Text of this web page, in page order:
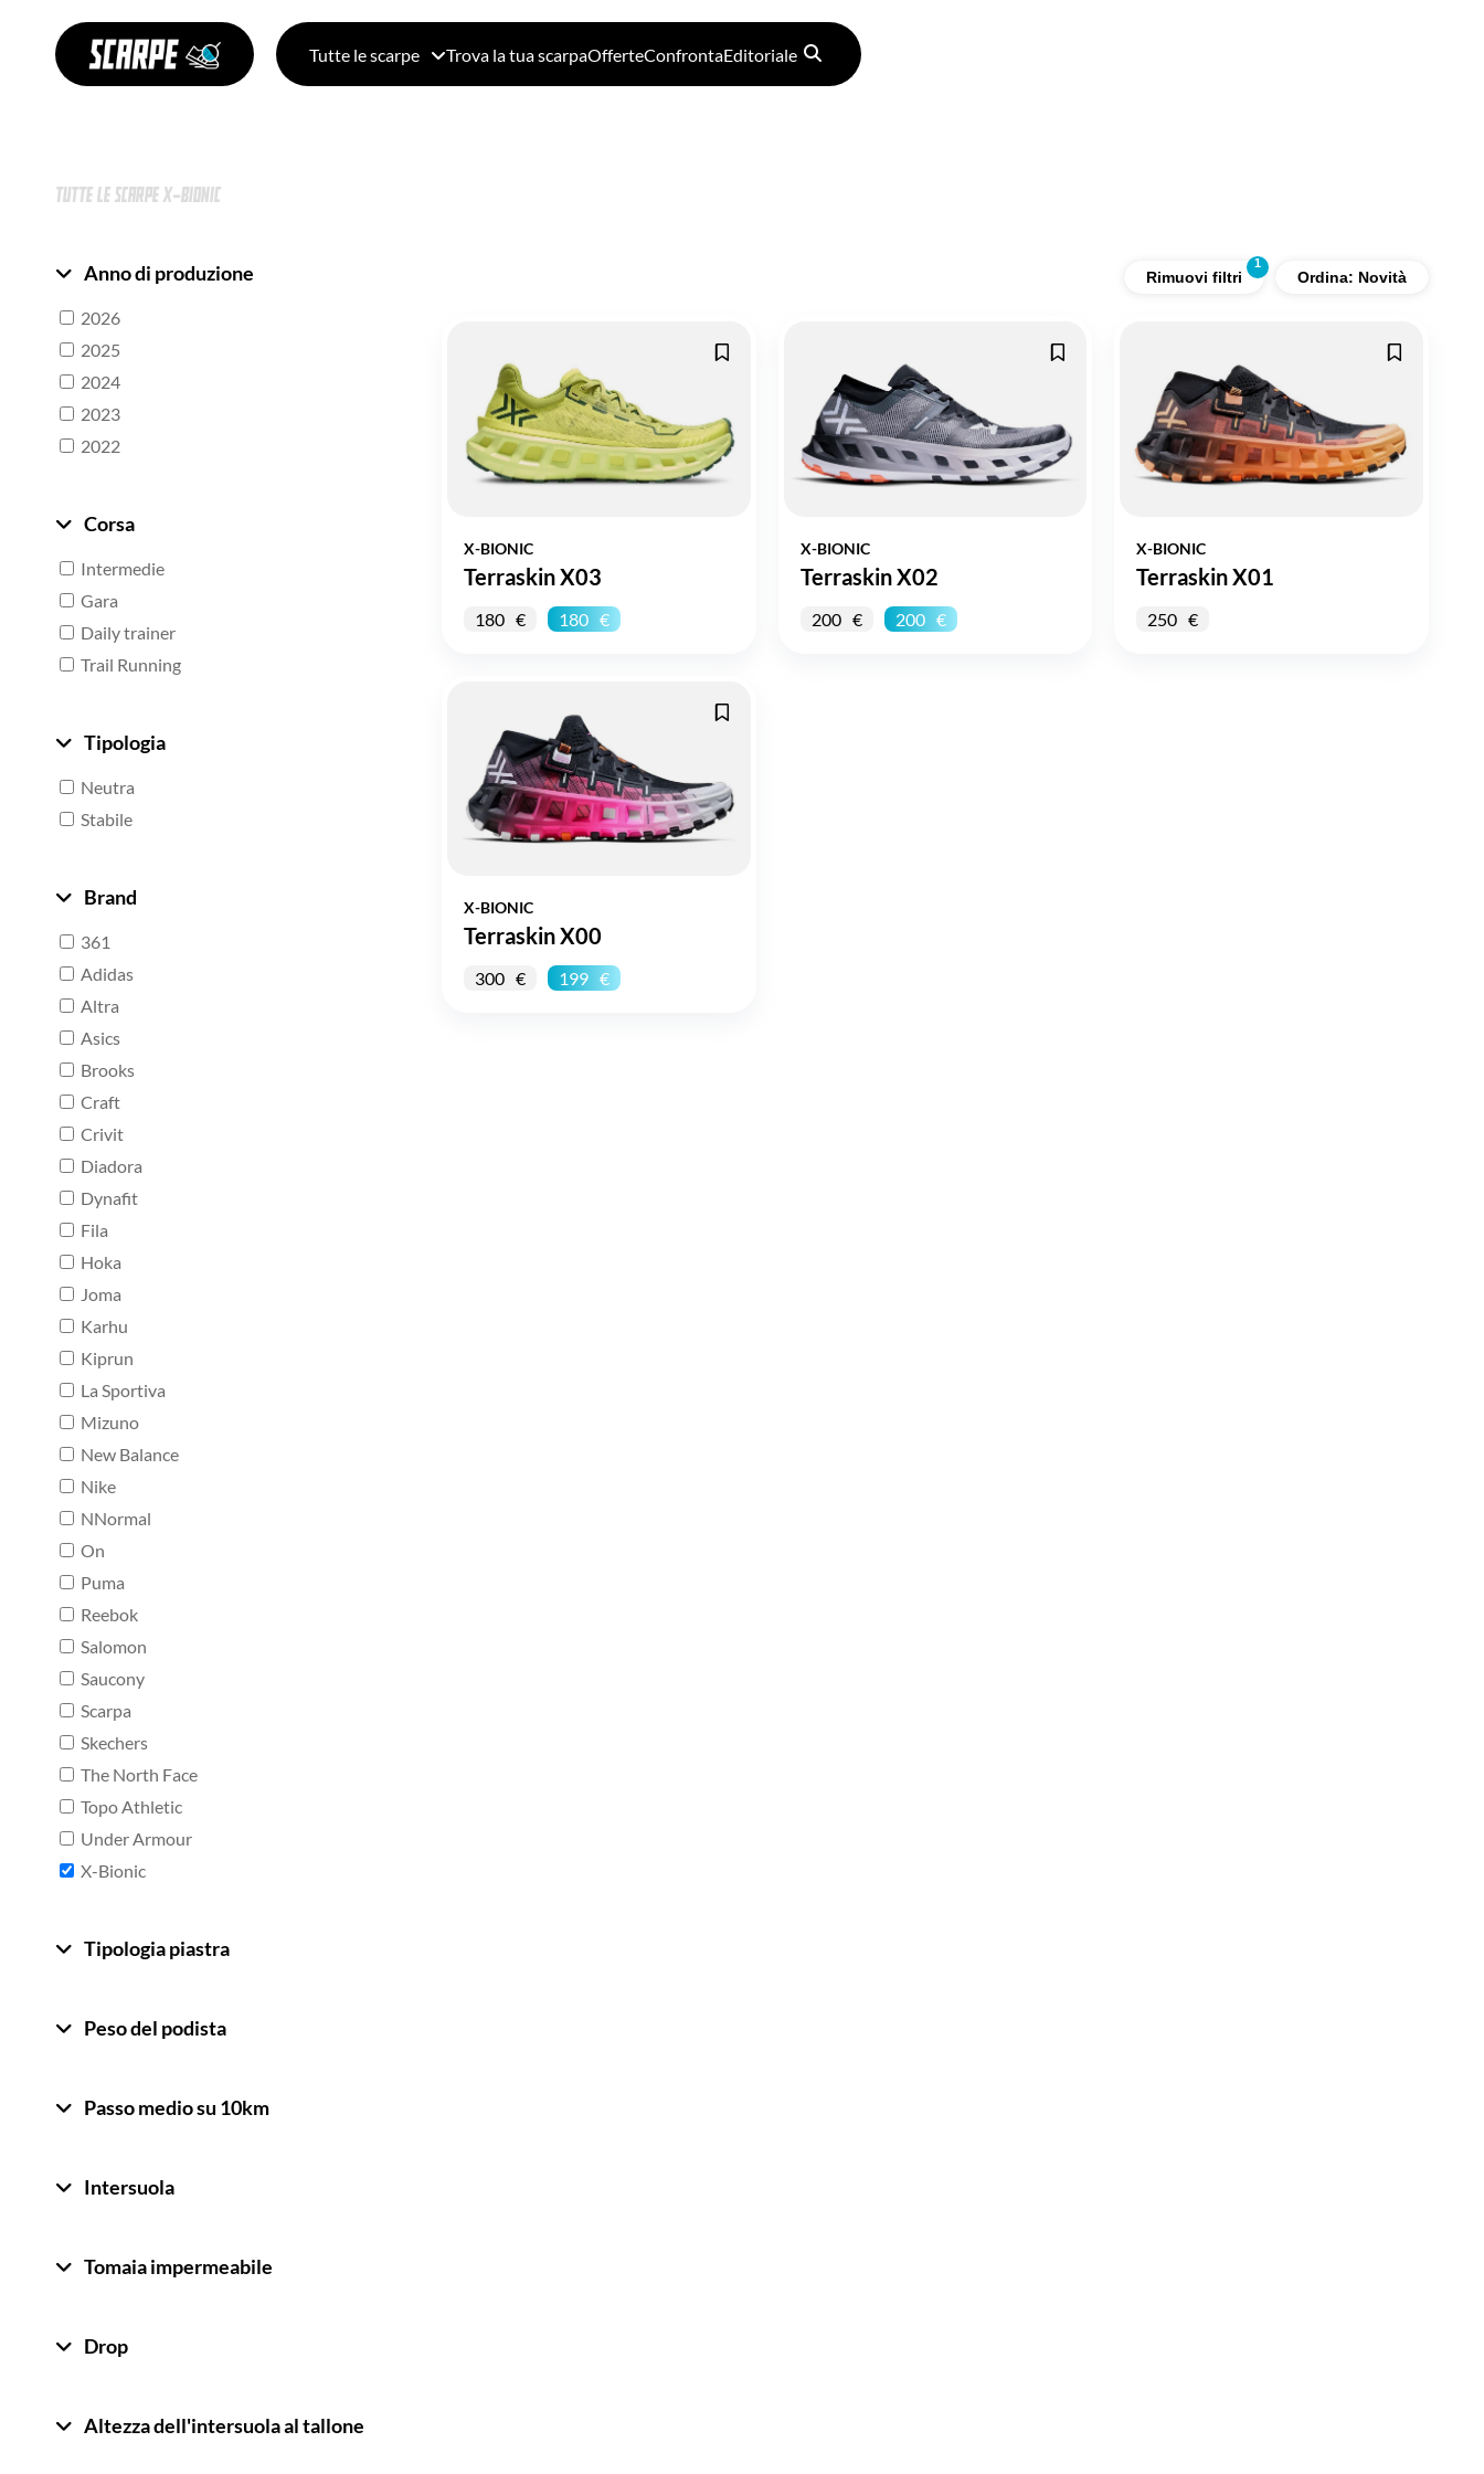
Tutte le scarpe Trova la tua scarpaOfferteConfrontaEditoriale
TUTTE LE SCARPE X-BIONIC
Rimuovi filtri Ordina: Novità
X-BIONIC
Terraskin X03
180 180
X-BIONIC
Terraskin X02
200 200
X-BIONIC
Terraskin X01
250
X-BIONIC
Terraskin X00
300 199
Anno di produzione
2026
2025
2024
2023
2022
Corsa
Intermedie
Gara
Daily trainer
Trail Running
Tipologia
Neutra
Stabile
Brand
361
Adidas
Altra
Asics
Brooks
Craft
Crivit
Diadora
Dynafit
Fila
Hoka
Joma
Karhu
Kiprun
La Sportiva
Mizuno
New Balance
Nike
NNormal
On
Puma
Reebok
Salomon
Saucony
Scarpa
Skechers
The North Face
Topo Athletic
Under Armour
X-Bionic
Tipologia piastra
Peso del podista
Passo medio su 10km
Intersuola
Tomaia impermeabile
Drop
Altezza dell'intersuola al tallone